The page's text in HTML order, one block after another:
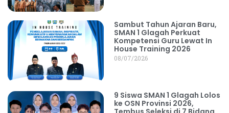
Sambut Tahun Ajaran Baru,
SMAN 1 Glagah Perkuat
Kompetensi Guru Lewat In
House Training 2026
08/07/2026
9 Siswa SMAN 1 Glagah Lolos
ke OSN Provinsi 2026,